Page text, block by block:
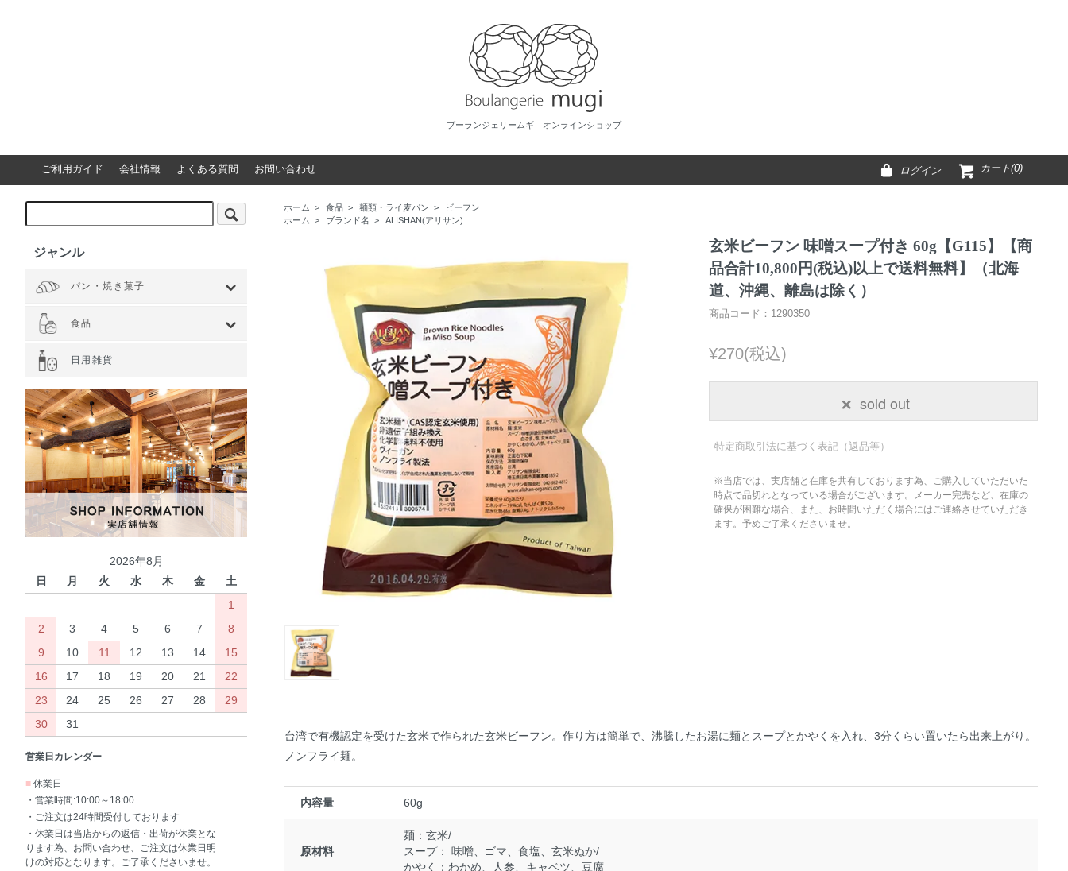
ブーランジェリームギ オンラインショップ
ご利用ガイド 会社情報 よくある質問 お問い合わせ ログイン カート(0)
ホーム > 食品 > 麺類・ライ麦パン >
ビーフン
ホーム > ブランド名 > ALISHAN(アリサン)
玄米ビーフン 味噌スープ付き 60g【G115】【商
品合計10,800円(税込)以上で送料無料】（北海
道、沖縄、離島は除く）
商品コード：1290350
¥270(税込)
sold out
特定商取引法に基づく表記（返品等）
※当店では、実店舗と在庫を共有しております為、ご購入していただいた
時点で品切れとなっている場合がございます。メーカー完売など、在庫の
確保が困難な場合、また、お時間いただく場合にはご連絡させていただき
ます。予めご了承くださいませ。
台湾で有機認定を受けた玄米で作られた玄米ビーフン。作り方は簡単で、沸騰したお湯に麺とスープとかやくを入れ、3分くらい置いたら出来上がり。
ノンフライ麺。
内容量 60g
原材料
麺：玄米/
スープ： 味噌、ゴマ、食塩、玄米ぬか/
かやく：わかめ、人参、キャベツ、豆腐
ジャンル
パン・焼き菓子
全てを見る
小麦 ハードタイプ
小麦全粒粉使用
小麦全粒粉100%
ライ麦 ハードタイプ
食事 ソフトタイプ
食パン
菓子・惣菜パン
焼き菓子
Web限定商品
食品
全てを見る
ジャム・スプレッド
シリアル
ドライフルーツ・ナッツ
茶葉・珈琲豆・ハーブ
水・飲料
スナック・お菓子
穀物・豆類
麺類・ライ麦パン
粉類・製菓材料
加工食品
乾物
缶詰
調味料・油
スパイス
健康食品
その他食品日用雑貨
2026年8月
日
月 火 水 木 金
土
1
2
3 4 5 6 7
8
9
10 11 12 13 14
15
16
17 18 19 20 21
22
23
24 25 26 27 28
29
30
31
営業日カレンダー
■ 休業日
・営業時間:10:00～18:00
・ご注文は24時間受付しております
・休業日は当店からの返信・出荷が休業とな
ります為、お問い合わせ、ご注文は休業日明
けの対応となります。ご了承くださいませ。